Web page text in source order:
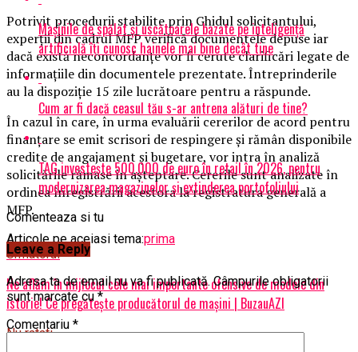
Potrivit procedurii stabilite prin Ghidul solicitantului,
experţii din cadrul MFP verifică documentele depuse iar
dacă există neconcordanţe vor fi cerute clarificări legate de
informaţiile din documentele prezentate. Întreprinderile
au la dispoziţie 15 zile lucrătoare pentru a răspunde.
În cazul în care, în urma evaluării cererilor de acord pentru
finanţare se emit scrisori de respingere şi rămân disponibile
credite de angajament şi bugetare, vor intra în analiză
solicitările rămase în aşteptare. Cererile sunt analizate în
ordinea înregistrării acestora la registratura generală a
MFP.
Articole pe aceiasi tema:prima
Urmatorul
Ne aflăm în mijlocul cele mai importante ofensive de modele din
istorie! Ce pregătește producătorul de mașini | BuzauAZI
Nu ratati
Mașinile de spălat și uscătoarele bazate pe inteligență
artificială îți cunosc hainele mai bine decât tine
Cum ar fi dacă ceasul tău s-ar antrena alături de tine?
TAG investește 500.000 de euro în retail în 2026, pentru
modernizarea magazinelor și extinderea portofoliului
Comenteaza si tu
Leave a Reply
Adresa ta de email nu va fi publicată. Câmpurile obligatorii
sunt marcate cu*
Comentariu *